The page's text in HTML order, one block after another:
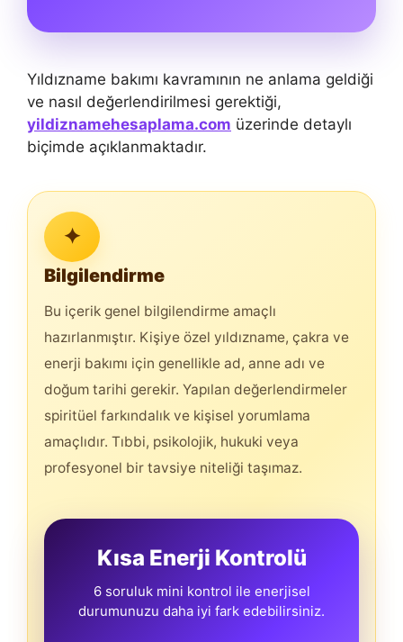
Yıldızname bakımı kavramının ne anlama geldiği
ve nasıl değerlendirilmesi gerektiği,
yildiznamehesaplama.com üzerinde detaylı
biçimde açıklanmaktadır.
✦
Bilgilendirme
Bu içerik genel bilgilendirme amaçlı
hazırlanmıştır. Kişiye özel yıldızname, çakra ve
enerji bakımı için genellikle ad, anne adı ve
doğum tarihi gerekir. Yapılan değerlendirmeler
spiritüel farkındalık ve kişisel yorumlama
amaçlıdır. Tıbbi, psikolojik, hukuki veya
profesyonel bir tavsiye niteliği taşımaz.
Kısa Enerji Kontrolü
6 soruluk mini kontrol ile enerjisel
durumunuzu daha iyi fark edebilirsiniz.